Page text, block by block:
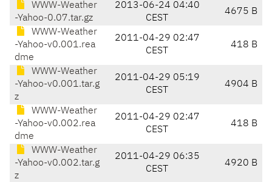
WWW-Weather
-Yahoo-0.07.tar.gz
2013-06-24 04:40
CEST
4675 B
WWW-Weather
-Yahoo-v0.001.rea
dme
2011-04-29 02:47
CEST
418 B
WWW-Weather
-Yahoo-v0.001.tar.g
z
2011-04-29 05:19
CEST
4904 B
WWW-Weather
-Yahoo-v0.002.rea
dme
2011-04-29 02:47
CEST
418 B
WWW-Weather
-Yahoo-v0.002.tar.g
z
2011-04-29 06:35
CEST
4920 B